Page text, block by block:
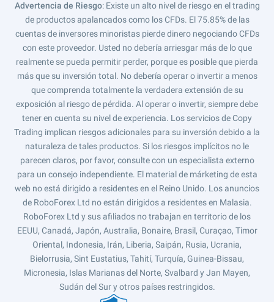
Advertencia de Riesgo: Existe un alto nivel de riesgo en el trading
de productos apalancados como los CFDs. El 75.85% de las
cuentas de inversores minoristas pierde dinero negociando CFDs
con este proveedor. Usted no debería arriesgar más de lo que
realmente se pueda permitir perder, porque es posible que pierda
más que su inversión total. No debería operar o invertir a menos
que comprenda totalmente la verdadera extensión de su
exposición al riesgo de pérdida. Al operar o invertir, siempre debe
tener en cuenta su nivel de experiencia. Los servicios de Copy
Trading implican riesgos adicionales para su inversión debido a la
naturaleza de tales productos. Si los riesgos implícitos no le
parecen claros, por favor, consulte con un especialista externo
para un consejo independiente. El material de márketing de esta
web no está dirigido a residentes en el Reino Unido. Los anuncios
de RoboForex Ltd no están dirigidos a residentes en Malasia.
RoboForex Ltd y sus afiliados no trabajan en territorio de los
EEUU, Canadá, Japón, Australia, Bonaire, Brasil, Curaçao, Timor
Oriental, Indonesia, Irán, Liberia, Saipán, Rusia, Ucrania,
Bielorrusia, Sint Eustatius, Tahití, Turquía, Guinea-Bissau,
Micronesia, Islas Marianas del Norte, Svalbard y Jan Mayen,
Sudán del Sur y otros países restringidos.